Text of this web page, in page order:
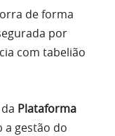
de forma
por
com tabelião
Plataforma
a gestão do